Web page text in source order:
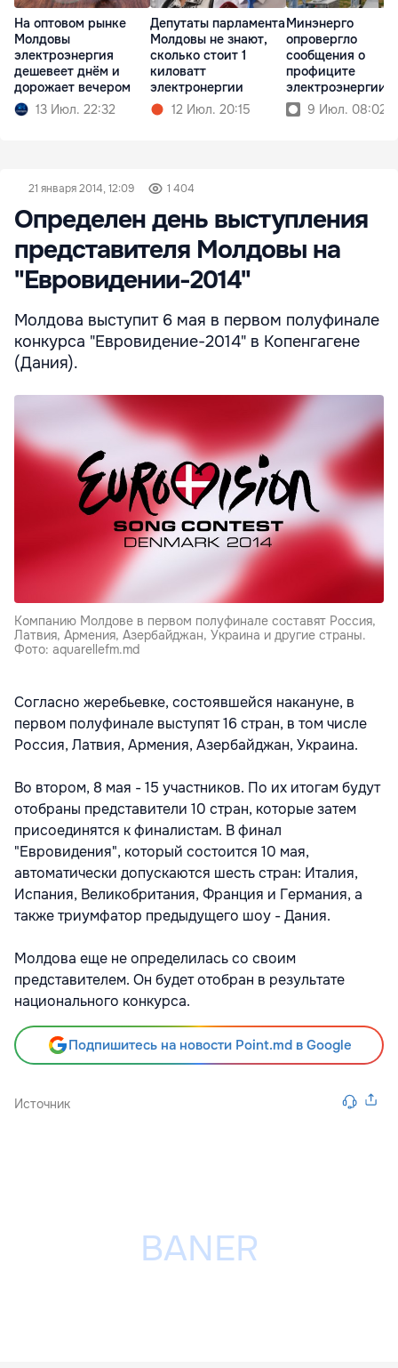
На оптовом рынке
Молдовы
электроэнергия
дешевеет днём и
дорожает вечером
13 Июл. 22:32
Депутаты парламента
Молдовы не знают,
сколько стоит 1
киловатт
электронергии
12 Июл. 20:15
Минэнерго
опровергло
сообщения о
профиците
электроэнергии в
Молдове
9 Июл. 08:02
21 января 2014, 12:09 1 404
Определен день выступления
представителя Молдовы на
"Евровидении-2014"
Молдова выступит 6 мая в первом полуфинале
конкурса "Евровидение-2014" в Копенгагене
(Дания).
Компанию Молдове в первом полуфинале составят Россия,
Латвия, Армения, Азербайджан, Украина и другие страны.
Фото: aquarellefm.md
Согласно жеребьевке, состоявшейся накануне, в
первом полуфинале выступят 16 стран, в том числе
Россия, Латвия, Армения, Азербайджан, Украина.
Во втором, 8 мая - 15 участников. По их итогам будут
отобраны представители 10 стран, которые затем
присоединятся к финалистам. В финал
"Евровидения", который состоится 10 мая,
автоматически допускаются шесть стран: Италия,
Испания, Великобритания, Франция и Германия, а
также триумфатор предыдущего шоу - Дания.
Молдова еще не определилась со своим
представителем. Он будет отобран в результате
национального конкурса.
Подпишитесь на новости Point.md в Google
Источник